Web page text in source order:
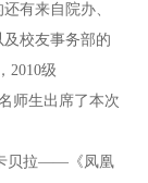
有来自院办、
校友事务部的
2010级
师生出席了本次
贝拉——《凤凰